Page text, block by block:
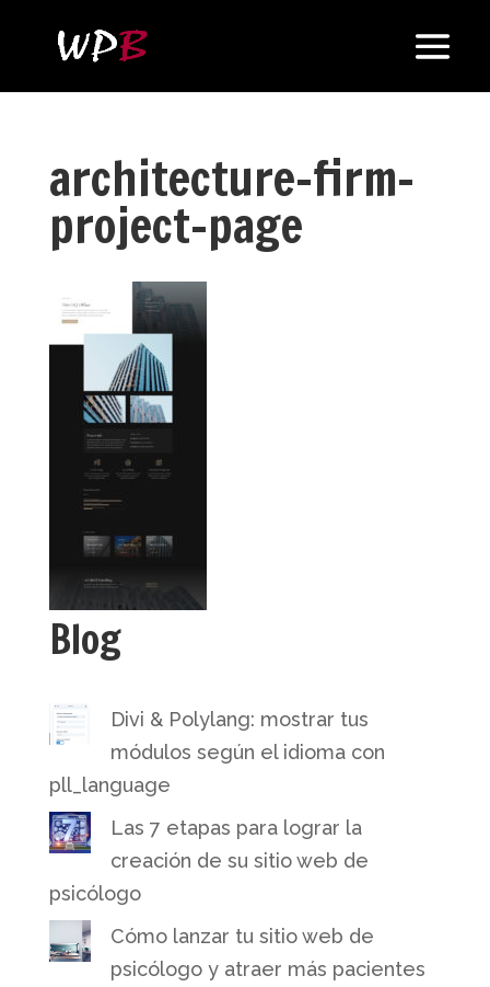
architecture-firm-
project-page
Blog
Divi & Polylang: mostrar tus
módulos según el idioma con
pll_language
Las 7 etapas para lograr la
creación de su sitio web de
psicólogo
Cómo lanzar tu sitio web de
psicólogo y atraer más pacientes